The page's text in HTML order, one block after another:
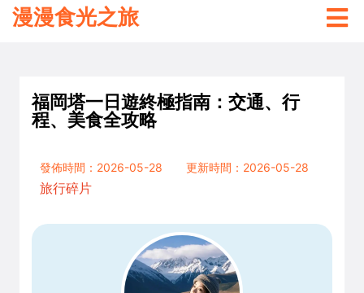
漫漫食光之旅
福岡塔一日遊終極指南：交通、行
程、美食全攻略
發佈時間：2026-05-28
更新時間：2026-05-28
旅行碎片